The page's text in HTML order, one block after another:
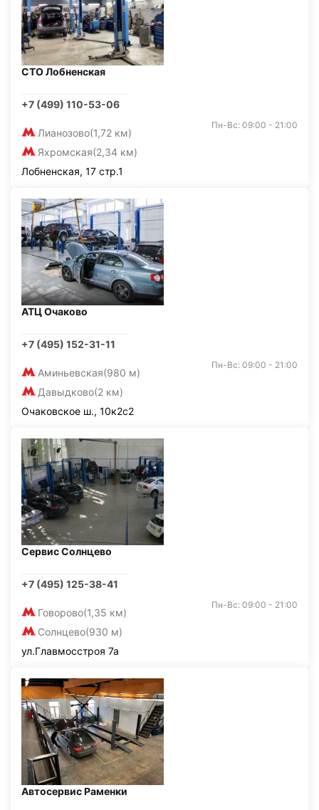
СТО Лобненская
+7 (499) 110-53-06
Лианозово(1,72 км)
Яхромская(2,34 км)
Пн-Вс: 09:00 - 21:00
Лобненская, 17 стр.1
АТЦ Очаково
+7 (495) 152-31-11
Аминьевская(980 м)
Давыдково(2 км)
Пн-Вс: 09:00 - 21:00
Очаковское ш., 10к2с2
Сервис Солнцево
+7 (495) 125-38-41
Говорово(1,35 км)
Солнцево(930 м)
Пн-Вс: 09:00 - 21:00
ул.Главмосстроя 7а
Автосервис Раменки